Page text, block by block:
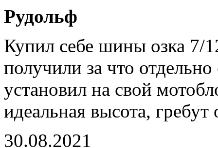
Рудольф
Купил себе шины озка 7/
получили за что
установил на свой
идеальная высота, гребут
30.08.2021